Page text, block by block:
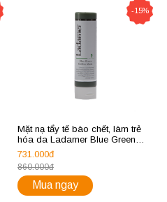
-15%
Mặt nạ tẩy tế bào chết, làm trẻ
hóa da Ladamer Blue Green
Chiffon Mask
731.000đ
860.000đ
Mua ngay